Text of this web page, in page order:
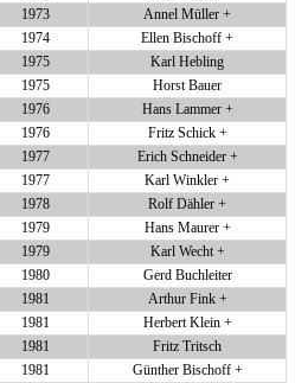
1973
Annel Müller +
1974
Ellen Bischoff +
1975
Karl Hebling
1975
Horst Bauer
1976
Hans Lammer +
1976
Fritz Schick +
1977
Erich Schneider +
1977
Karl Winkler +
1978
Rolf Dähler +
1979
Hans Maurer +
1979
Karl Wecht +
1980
Gerd Buchleiter
1981
Arthur Fink +
1981
Herbert Klein +
1981
Fritz Tritsch
1981
Günther Bischoff +